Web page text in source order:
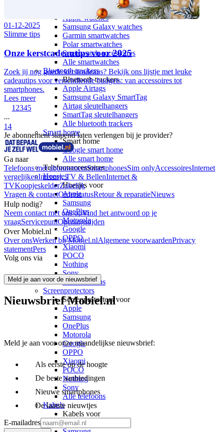
Activity trackers
Apple watches
Samsung Galaxy watches
Garmin smartwatches
Polar smartwatches
Smartwatch accessoires
Alle smartwatches
Bluetooth trackers
Bluetooth trackers
Apple Airtags
Samsung Galaxy SmartTag
Airtag sleutelhangers
SmartTag sleutelhangers
Alle bluetooth trackers
Smart home
Smart home
Google smart home
Alle smart home
Telefoonaccessoires
Hoesjes
Hoesjes voor
Apple
Samsung
OnePlus
Motorola
Google
OPPO
Xiaomi
POCO
Nothing
Sony
Alle telefoons
Screenprotectors
Screenprotectors voor
Apple
Samsung
OnePlus
Motorola
Google
OPPO
Xiaomi
POCO
Nothing
Sony
Alle telefoons
Kabels
Kabels voor
Apple
01-12-2025
Slimme tips
Onze kerstcadeautips voor 2025
Zoek jij nog goede kerstcadeaus? Bekijk ons lijstje met leuke
cadeautips voor verschillende budgets: van accessoires tot
smartphones.
Lees meer
1 2345
...
14
Je abonnement slapend laten verlengen bij je provider?
Ga naar
Telefoons met abonnementSmartphonesSim onlyAccessoiresInternet
vergelijkenInternet, TV & BellenInternet &
TVKoopjeskelderZakelijk
Vragen & contactOrderstatusRetour & reparatieNieuws
Hulp nodig?
Neem contact met ons opVind het antwoord op je
vraagServicepuntOpeningstijden
Over Mobiel.nl
Over onsWerken bij Mobiel.nlAlgemene voorwaardenPrivacy
statementPers
Volg ons via
Meld je aan voor de nieuwsbrief
Nieuwsbrief Mobiel.nl
Meld je aan voor onze maandelijkse nieuwsbrief:
Als eerste op de hoogte
De beste aanbiedingen
Nieuwe smartphones
De laatste nieuwtjes
E-mailadres